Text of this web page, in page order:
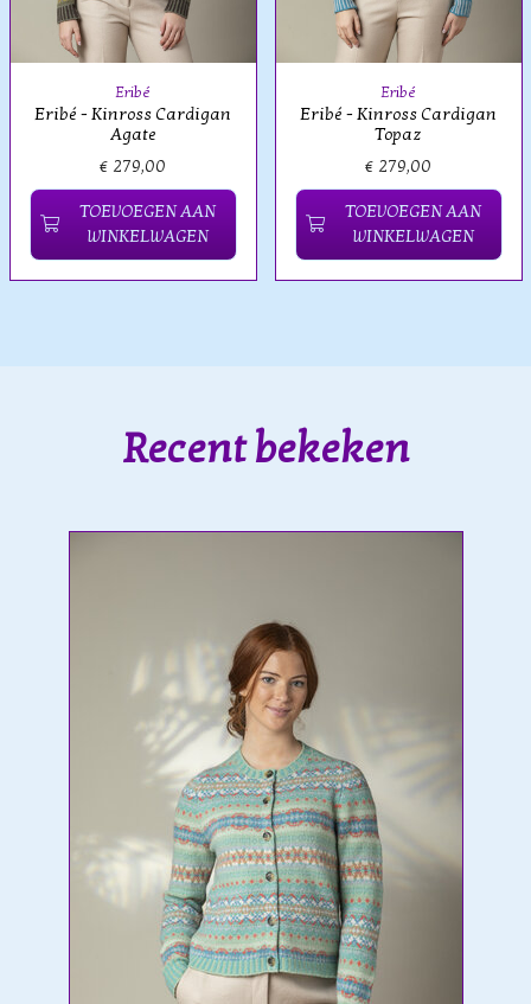
Eribé
Eribé - Kinross Cardigan
Agate
€ 279,00
TOEVOEGEN AAN
WINKELWAGEN
Eribé
Eribé - Kinross Cardigan
Topaz
€ 279,00
TOEVOEGEN AAN
WINKELWAGEN
Recent bekeken